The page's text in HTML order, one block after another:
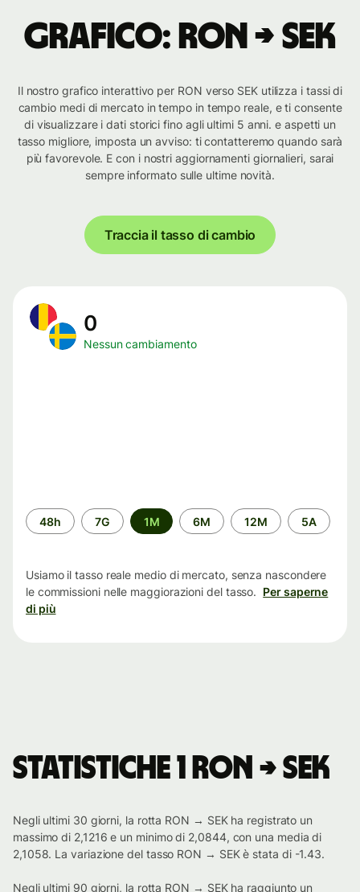
Grafico: RON → SEK
Il nostro grafico interattivo per RON verso SEK utilizza i tassi di
cambio medi di mercato in tempo in tempo reale, e ti consente
di visualizzare i dati storici fino agli ultimi 5 anni. e aspetti un
tasso migliore, imposta un avviso: ti contatteremo quando sarà
più favorevole. E con i nostri aggiornamenti giornalieri, sarai
sempre informato sulle ultime novità.
Traccia il tasso di cambio
0
Nessun cambiamento
Periodo
di
48h 7G 1M 6M 12M 5A
Usiamo il tasso reale medio di mercato, senza nascondere
le commissioni nelle maggiorazioni del tasso. Per saperne
di più
Statistiche 1 RON → SEK
Negli ultimi 30 giorni, la rotta RON → SEK ha registrato un
massimo di 2,1216 e un minimo di 2,0844, con una media di
2,1058. La variazione del tasso RON → SEK è stata di -1.43.
Negli ultimi 90 giorni, la rotta RON → SEK ha raggiunto un